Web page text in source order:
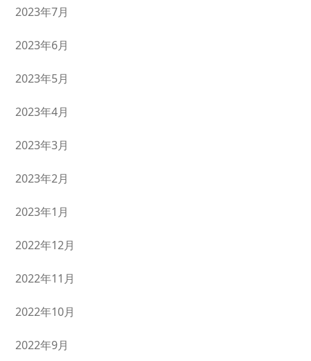
2023年7月
2023年6月
2023年5月
2023年4月
2023年3月
2023年2月
2023年1月
2022年12月
2022年11月
2022年10月
2022年9月